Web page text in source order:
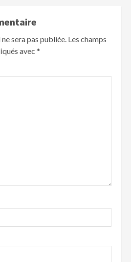
sera pas publiée. Les champs
avec *